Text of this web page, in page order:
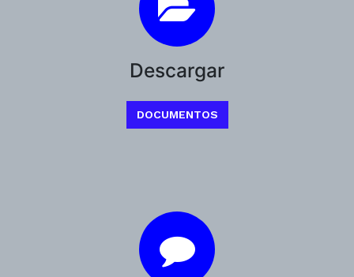
Descargar
DOCUMENTOS